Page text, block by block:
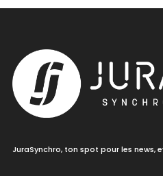
JuraSynchro, ton spot pour les news,